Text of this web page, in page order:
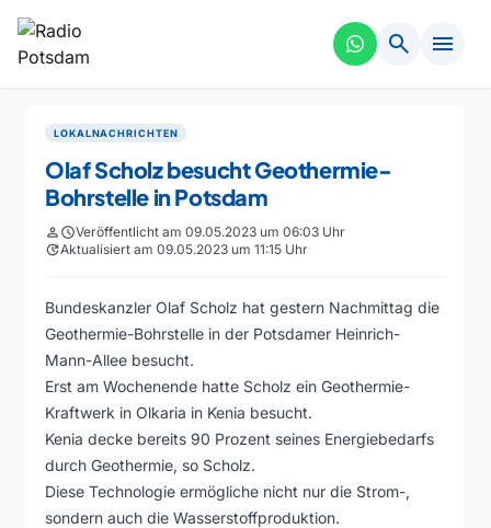
search menu
LOKALNACHRICHTEN
Olaf Scholz besucht Geothermie-
Bohrstelle in Potsdam
personscheduleVeröffentlicht am 09.05.2023 um 06:03 Uhr
updateAktualisiert am 09.05.2023 um 11:15 Uhr
Bundeskanzler Olaf Scholz hat gestern Nachmittag die
Geothermie-Bohrstelle in der Potsdamer Heinrich-
Mann-Allee besucht.
Erst am Wochenende hatte Scholz ein Geothermie-
Kraftwerk in Olkaria in Kenia besucht.
Kenia decke bereits 90 Prozent seines Energiebedarfs
durch Geothermie, so Scholz.
Diese Technologie ermögliche nicht nur die Strom-,
sondern auch die Wasserstoffproduktion.